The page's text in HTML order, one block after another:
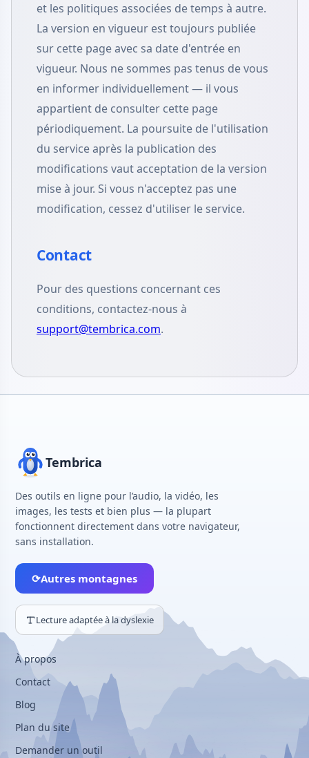
et les politiques associées de temps à autre.
La version en vigueur est toujours publiée
sur cette page avec sa date d'entrée en
vigueur. Nous ne sommes pas tenus de vous
en informer individuellement — il vous
appartient de consulter cette page
périodiquement. La poursuite de l'utilisation
du service après la publication des
modifications vaut acceptation de la version
mise à jour. Si vous n'acceptez pas une
modification, cessez d'utiliser le service.
Contact
Pour des questions concernant ces
conditions, contactez-nous à
support@tembrica.com.
Tembrica
Des outils en ligne pour l’audio, la vidéo, les
images, les tests et bien plus — la plupart
fonctionnent directement dans votre navigateur,
sans installation.
⟳Autres montagnes
Lecture adaptée à la dyslexie
À propos
Contact
Blog
Plan du site
Demander un outil